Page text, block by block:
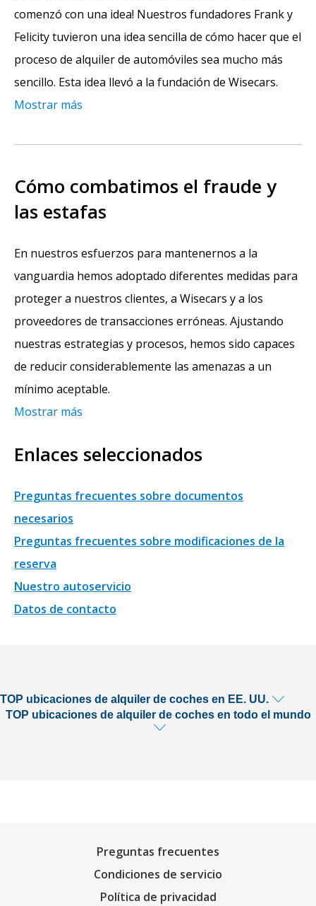
comenzó con una idea! Nuestros fundadores Frank y
Felicity tuvieron una idea sencilla de cómo hacer que el
proceso de alquiler de automóviles sea mucho más
sencillo. Esta idea llevó a la fundación de Wisecars.
Mostrar más
Cómo combatimos el fraude y
las estafas
En nuestros esfuerzos para mantenernos a la
vanguardia hemos adoptado diferentes medidas para
proteger a nuestros clientes, a Wisecars y a los
proveedores de transacciones erróneas. Ajustando
nuestras estrategias y procesos, hemos sido capaces
de reducir considerablemente las amenazas a un
mínimo aceptable.
Mostrar más
Enlaces seleccionados
Preguntas frecuentes sobre documentos
necesarios
Preguntas frecuentes sobre modificaciones de la
reserva
Nuestro autoservicio
Datos de contacto
TOP ubicaciones de alquiler de coches en EE. UU.
TOP ubicaciones de alquiler de coches en todo el mundo
Preguntas frecuentes
Condiciones de servicio
Política de privacidad